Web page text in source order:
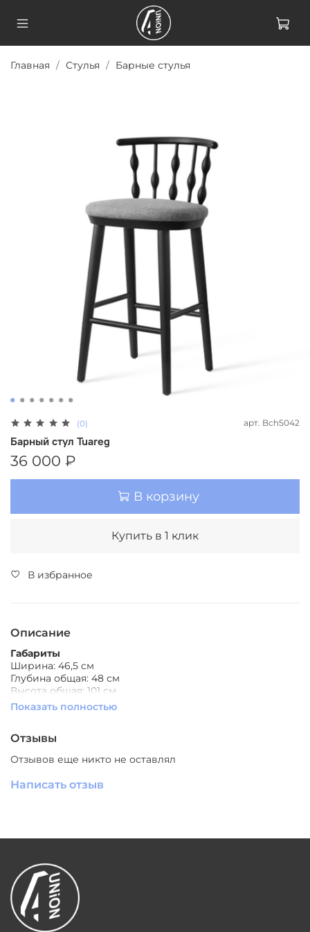
Главная Стулья Барные стулья
(0) арт. Bch5042
Барный стул Tuareg
36 000 ₽
В корзину
Купить в 1 клик
В избранное
Описание
Габариты
Ширина: 46,5 см
Глубина общая: 48 см
Высота общая: 101 см
Высота сиденья: 75 см
Производитель:
Показать полностью
Отзывы
Отзывов еще никто не оставлял
Написать отзыв